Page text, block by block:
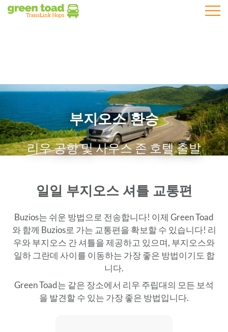
모바일
부지오스 환승
리우 공항 및 사우스 존 호텔 출발
일일 부지오스 셔틀 교통편
Buzios는 쉬운 방법으로 전송합니다! 이제 Green Toad
와 함께 Buzios로 가는 교통편을 확보할 수 있습니다! 리
우와 부지오스 간 셔틀을 제공하고 있으며, 부지오스와
일하 그란데 사이를 이동하는 가장 좋은 방법이기도 합
니다.
Green Toad는 같은 장소에서 리우 주립대의 모든 보석
을 발견할 수 있는 가장 좋은 방법입니다.